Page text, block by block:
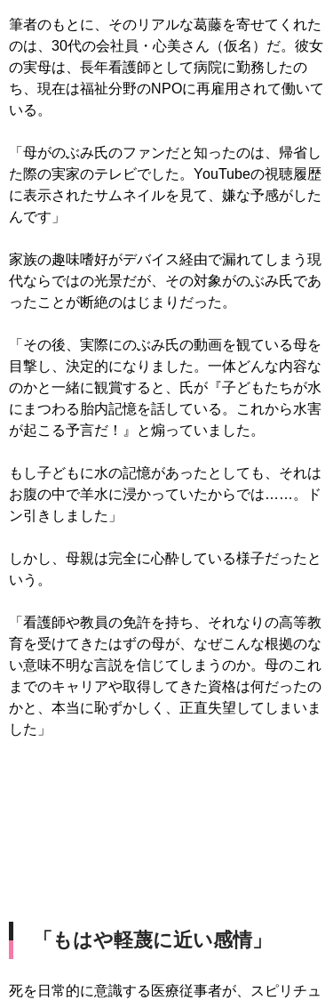
筆者のもとに、そのリアルな葛藤を寄せてくれた
のは、30代の会社員・心美さん（仮名）だ。彼女
の実母は、長年看護師として病院に勤務したの
ち、現在は福祉分野のNPOに再雇用されて働いて
いる。
「母がのぶみ氏のファンだと知ったのは、帰省し
た際の実家のテレビでした。YouTubeの視聴履歴
に表示されたサムネイルを見て、嫌な予感がした
んです」
家族の趣味嗜好がデバイス経由で漏れてしまう現
代ならではの光景だが、その対象がのぶみ氏であ
ったことが断絶のはじまりだった。
「その後、実際にのぶみ氏の動画を観ている母を
目撃し、決定的になりました。一体どんな内容な
のかと一緒に観賞すると、氏が『子どもたちが水
にまつわる胎内記憶を話している。これから水害
が起こる予言だ！』と煽っていました。
もし子どもに水の記憶があったとしても、それは
お腹の中で羊水に浸かっていたからでは……。ド
ン引きしました」
しかし、母親は完全に心酔している様子だったと
いう。
「看護師や教員の免許を持ち、それなりの高等教
育を受けてきたはずの母が、なぜこんな根拠のな
い意味不明な言説を信じてしまうのか。母のこれ
までのキャリアや取得してきた資格は何だったの
かと、本当に恥ずかしく、正直失望してしまいま
した」
「もはや軽蔑に近い感情」
死を日常的に意識する医療従事者が、スピリチュ